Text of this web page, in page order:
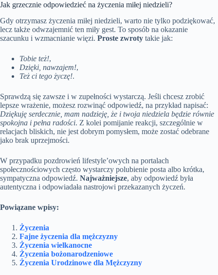
Jak grzecznie odpowiedzieć na życzenia miłej niedzieli?
Gdy otrzymasz życzenia miłej niedzieli, warto nie tylko podziękować,
lecz także odwzajemnić ten miły gest. To sposób na okazanie
szacunku i wzmacnianie więzi. Proste zwroty takie jak:
Tobie też!,
Dzięki, nawzajem!,
Też ci tego życzę!.
Sprawdzą się zawsze i w zupełności wystarczą. Jeśli chcesz zrobić
lepsze wrażenie, możesz rozwinąć odpowiedź, na przykład napisać:
Dziękuję serdecznie, mam nadzieję, że i twoja niedziela będzie równie
spokojna i pełna radości. Z kolei pomijanie reakcji, szczególnie w
relacjach bliskich, nie jest dobrym pomysłem, może zostać odebrane
jako brak uprzejmości.
W przypadku pozdrowień lifestyle’owych na portalach
społecznościowych często wystarczy polubienie posta albo krótka,
sympatyczna odpowiedź. Najważniejsze, aby odpowiedź była
autentyczna i odpowiadała nastrojowi przekazanych życzeń.
Powiązane wpisy:
Życzenia
Fajne życzenia dla mężczyzny
Życzenia wielkanocne
Życzenia bożonarodzeniowe
Życzenia Urodzinowe dla Mężczyzny